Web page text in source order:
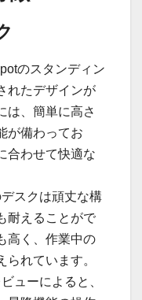
のスタンディン
れたデザインが
は、簡単に高さ
が備わってお
合わせて快適な
スクは頑丈な構
耐えることがで
高く、作業中の
れています。
ューによると、